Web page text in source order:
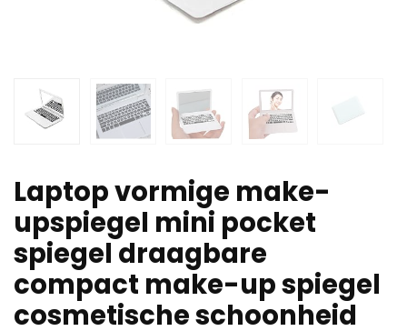
Laptop vormige make-
upspiegel mini pocket
spiegel draagbare
compact make-up spiegel
cosmetische schoonheid